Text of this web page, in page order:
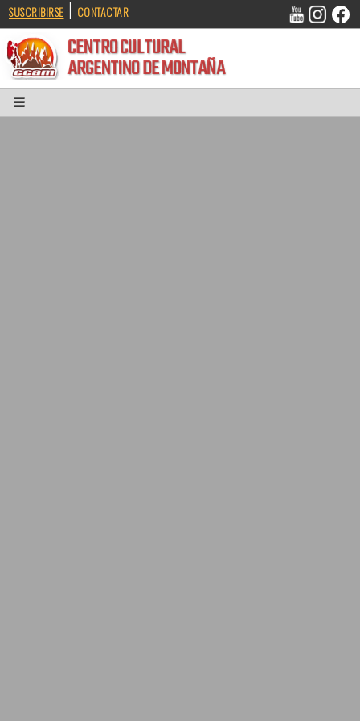
SUSCRIBIRSE | CONTACTAR
CENTRO CULTURAL
ARGENTINO DE MONTAÑA